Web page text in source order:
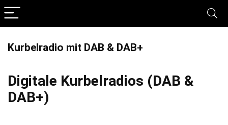
Kurbelradio mit DAB & DAB+
Digitale Kurbelradios (DAB &
DAB+)